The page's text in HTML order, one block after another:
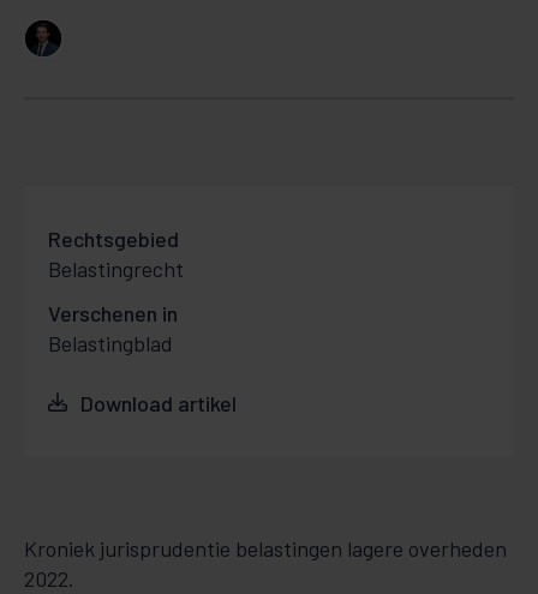
Rechtsgebied
Belastingrecht
Verschenen in
Belastingblad
Download artikel
Kroniek jurisprudentie belastingen lagere overheden
2022.